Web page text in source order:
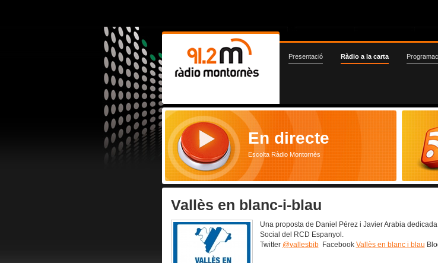
Presentació Ràdio a la carta
En directe
Escolta Ràdio Montornès
Vallès en blanc-i-blau
Una proposta de Daniel Pérez i Javier Arabia
Social del RCD Espanyol.
Twitter @vallesbibFacebook Vallès en blanc i blau